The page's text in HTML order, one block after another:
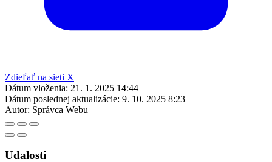
Zdieľať na sieti X
Dátum vloženia: 21. 1. 2025 14:44
Dátum poslednej aktualizácie: 9. 10. 2025 8:23
Autor: Správca Webu
Udalosti